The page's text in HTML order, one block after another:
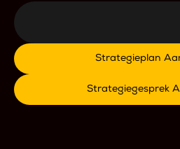
Strategieplan
Strategiegesprek